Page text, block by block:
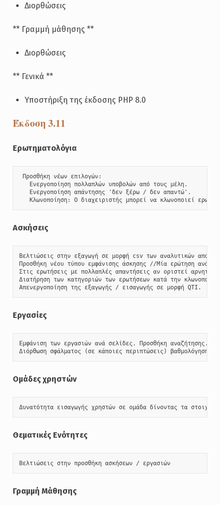
Διορθώσεις
** Γραμμή μάθησης **
Διορθώσεις
** Γενικά **
Υποστήριξη της έκδοσης PHP 8.0
Έκδοση 3.11
Ερωτηματολόγια
Προσθήκη νέων επιλογών:
   Ενεργοποίηση πολλαπλών υποβολών από τους μέλη.
   Ενεργοποίηση απάντησης 'δεν ξέρω / δεν απαντώ'.
Κλωνοποίηση: Ο διαχειριστής μπορεί να κλωνοποιεί
Ασκήσεις
Βελτιώσεις στην εξαγωγή σε μορφή csv των αναλυτικών
Προσθήκη νέου τύπου εμφάνισης άσκησης //Μία ερώτηση ανά
Στις ερωτήσεις με πολλαπλές απαντήσεις αν οριστεί
Διατήρηση των κατηγοριών των ερωτήσεων κατά την
Απενεργοποίηση της εξαγωγής / εισαγωγής σε μορφή QTI.
Εργασίες
Εμφάνιση των εργασιών ανά σελίδες. Προσθήκη αναζήτησης.
Διόρθωση σφάλματος (σε κάποιες περιπτώσεις) βαθμολόγησης
Ομάδες χρηστών
Δυνατότητα εισαγωγής χρηστών σε ομάδα δίνοντας τα
Θεματικές Ενότητες
Βελτιώσεις στην προσθήκη ασκήσεων / εργασιών
Γραμμή Μάθησης